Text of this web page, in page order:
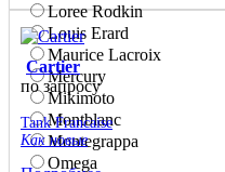
Loree Rodkin
Louis Erard
Maurice Lacroix
Mercury
Mikimoto
Montblanc
Montegrappa
Omega
Cartier
по запросу
Tank Francaise
Как новые